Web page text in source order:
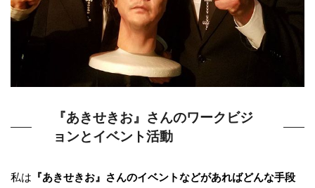
『あきせきお』さんのワークビジ
ョンとイベント活動
私は 『あきせきお』さんのイベントなどがあればどんな手段